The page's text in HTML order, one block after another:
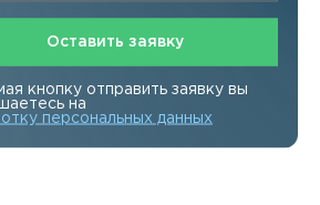
Оставить заявку
кнопку отправить заявку вы
на
персональных данных